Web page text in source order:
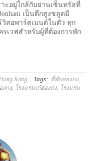
ะอยู่ใกล้กับย่านเซ็นทรัลที่
เป็นตึกสูงชลูดมี
วิสอพาร์ตเมนต์ในตัว ทุก
รเวฟสำหรับผู้ที่ต้องการพัก
Kong Tags: ที่พักฮ่องกง,
งกง, โรงแรมเก๋ฮ่องกง, โรงแรม